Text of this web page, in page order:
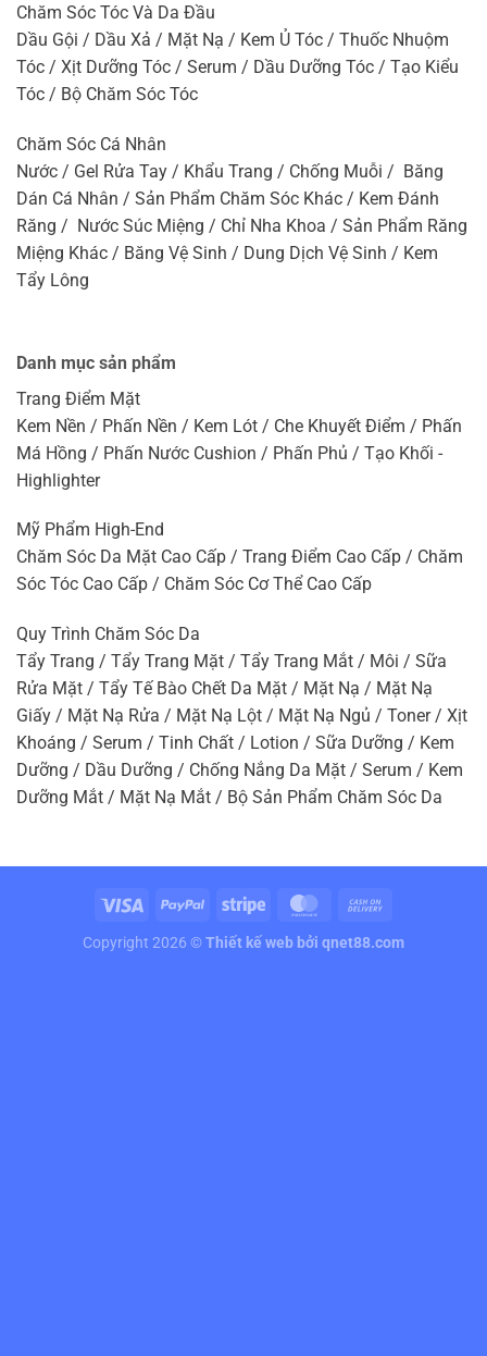
Chăm Sóc Tóc Và Da Đầu
Dầu Gội / Dầu Xả / Mặt Nạ / Kem Ủ Tóc / Thuốc Nhuộm
Tóc / Xịt Dưỡng Tóc / Serum / Dầu Dưỡng Tóc / Tạo Kiểu
Tóc / Bộ Chăm Sóc Tóc
Chăm Sóc Cá Nhân
Nước / Gel Rửa Tay / Khẩu Trang / Chống Muỗi / Băng
Dán Cá Nhân / Sản Phẩm Chăm Sóc Khác / Kem Đánh
Răng / Nước Súc Miệng / Chỉ Nha Khoa / Sản Phẩm Răng
Miệng Khác / Băng Vệ Sinh / Dung Dịch Vệ Sinh / Kem
Tẩy Lông
Danh mục sản phẩm
Trang Điểm Mặt
Kem Nền / Phấn Nền / Kem Lót / Che Khuyết Điểm / Phấn
Má Hồng / Phấn Nước Cushion / Phấn Phủ / Tạo Khối -
Highlighter
Mỹ Phẩm High-End
Chăm Sóc Da Mặt Cao Cấp / Trang Điểm Cao Cấp / Chăm
Sóc Tóc Cao Cấp / Chăm Sóc Cơ Thể Cao Cấp
Quy Trình Chăm Sóc Da
Tẩy Trang / Tẩy Trang Mặt / Tẩy Trang Mắt / Môi / Sữa
Rửa Mặt / Tẩy Tế Bào Chết Da Mặt / Mặt Nạ / Mặt Nạ
Giấy / Mặt Nạ Rửa / Mặt Nạ Lột / Mặt Nạ Ngủ / Toner / Xịt
Khoáng / Serum / Tinh Chất / Lotion / Sữa Dưỡng / Kem
Dưỡng / Dầu Dưỡng / Chống Nắng Da Mặt / Serum / Kem
Dưỡng Mắt / Mặt Nạ Mắt / Bộ Sản Phẩm Chăm Sóc Da
Copyright 2026 ©Thiết kế web bởi qnet88.com